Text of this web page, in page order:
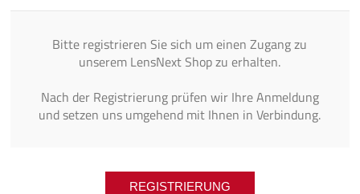
Bitte registrieren Sie sich um einen Zugang zu
unserem LensNext Shop zu erhalten.
Nach der Registrierung prüfen wir Ihre Anmeldung
und setzen uns umgehend mit Ihnen in Verbindung.